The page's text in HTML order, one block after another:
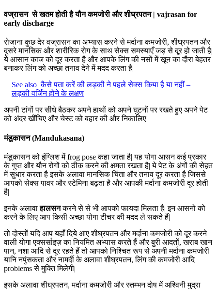
वज्रासन से खतम होती है यौन कमजोरी और शीघ्रपतन | vajrasan for
early discharge
रोजाना कुछ देर वज्रासन का अभ्यास करने से मर्दाना कमजोरी, शीघ्रपतन और
दुसरे मानसिक और शारीरिक रोग के साथ सेक्स समस्याएँ जड़ से दूर हो जाती है|
ये आसान काज को दूर करता है और आपके लिंग की नसों में खून का दौरा बेहतर
बनाकर लिंग को अच्छा तनाव देने में मदद करता है|
See also कैसे पता करें की लड़की ने पहले सेक्स किया है या नहीं –
लड़की वर्जिन होने के लक्षण
अपनी टांगों पर सीधे बैठकर अपने हाथों को अपने घुटनों पर रखते हुए अपने पेट
को अंदर खींचिए और चेस्ट को बहार की और निकालिए|
मंडूकासन (Mandukasana)
मंडूकासन को इंग्लिश में frog pose कहा जाता है| यह योगा आसन कई प्रकार
के गुप्त और यौन रोगों को ठीक करने की क्षमता रखता है| ये पेट के अंगों की सेहत
में सुधार करता है इसके अलावा मानसिक चिंता और तनाव दूर करता है जिससे
आपको सेक्स पावर और स्टेमिना बढ़ता है और आपकी मर्दाना कमजोरी दूर होती
है|
इनके अलावाहालसनकरने से से भी आपको फायदा मिलता है| इन आसनो को
करने के लिए आप किसी अच्छा योगा टीचर की मदद ले सकते हैं|
तो दोस्तों यदि आप यहाँ दिये आए शीघ्रपतन और मर्दाना कमजोरी को दूर करने
वाली योगा एक्सर्साइज़ का नियमित अभ्यास करते हैं और बुरी आदतों, खराब खान
पान, नशा आदि से दूर रहते हैं तो आपको निश्चित रूप से अपनी मर्दाना कमजोरी
यानि नपुंसकता और नामर्दी के अलावा शीघ्रपतन, लिंग की कमजोरी आदि
problems से मुक्ति मिलेगी|
इसके अलावा शीघ्रपतन, मर्दाना कमजोरी और स्तम्भन दोष में अश्विनी मुद्रा